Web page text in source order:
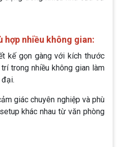
hợp nhiều không gian:
kế gọn gàng với kích thước
trong nhiều không gian làm
giác chuyên nghiệp và phù
khác nhau từ văn phòng